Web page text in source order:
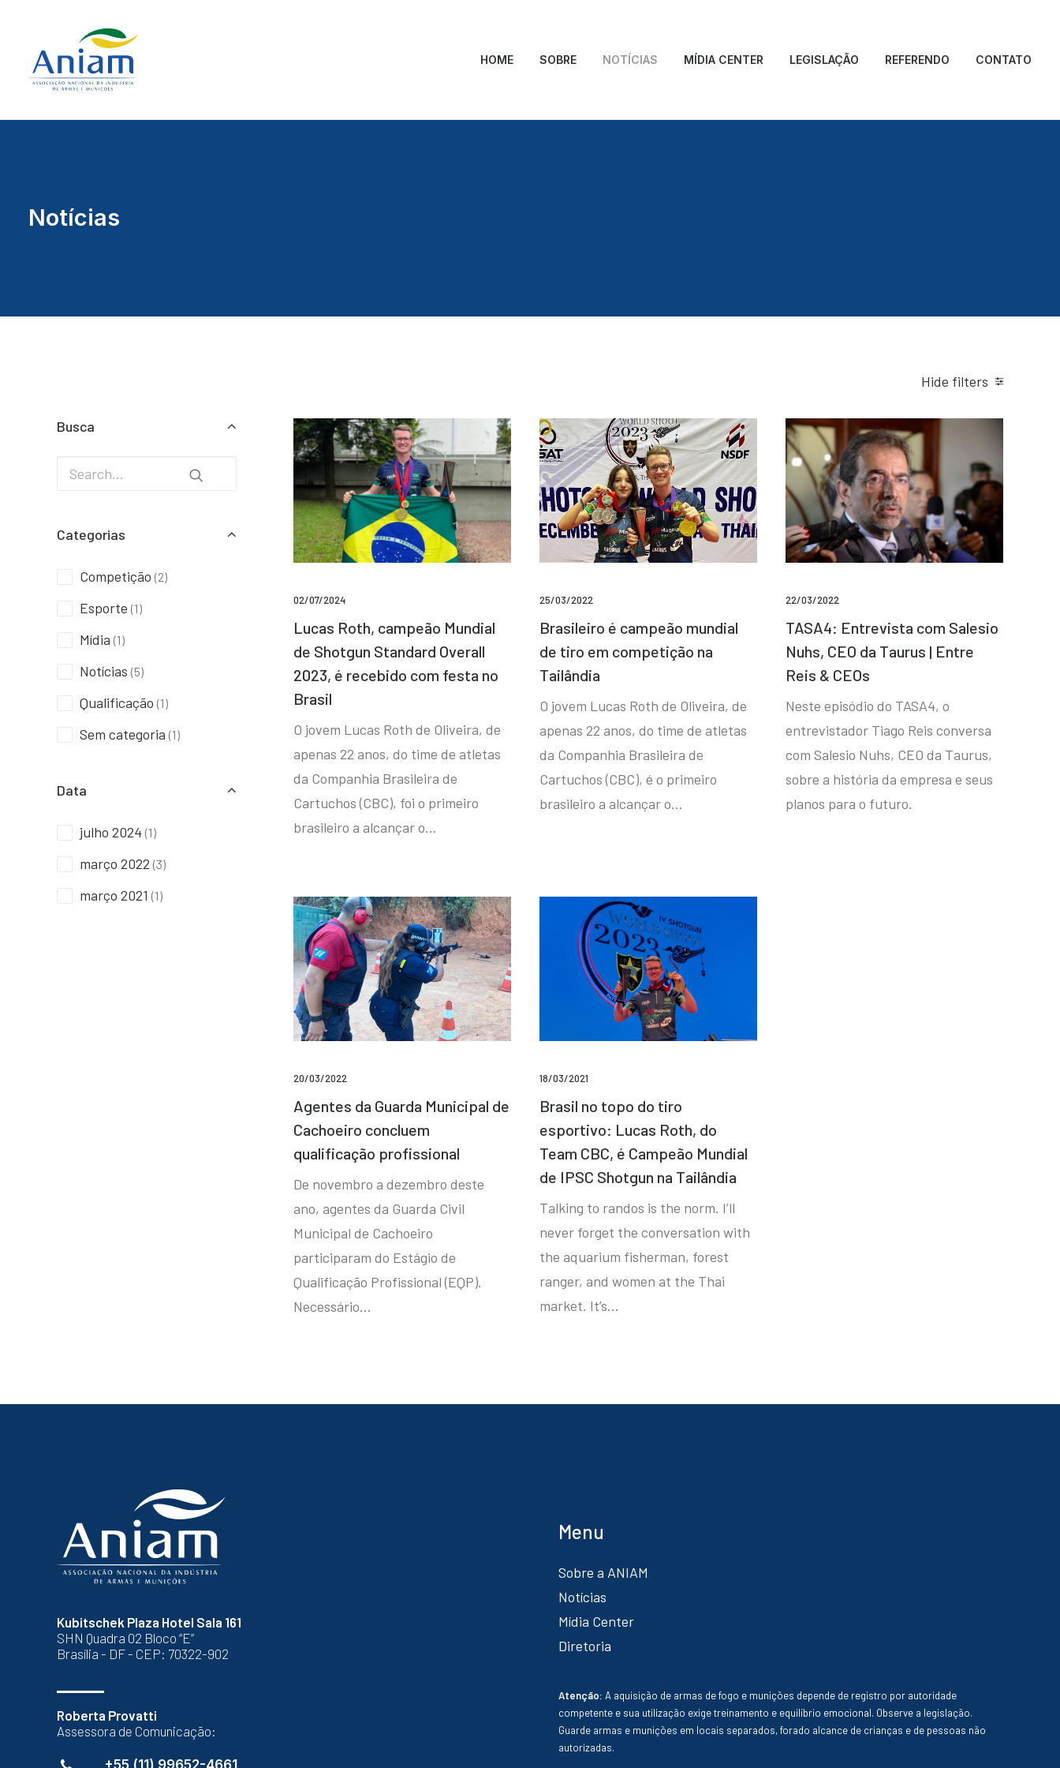
HOME SOBRE NOTÍCIAS MÍDIA CENTER LEGISLAÇÃO REFERENDO CONTATO
Notícias
Hide filters
Busca
Categorias
Competição (2)
Esporte (1)
Mídia (1)
Notícias (5)
Qualificação (1)
Sem categoria (1)
Data
julho 2024 (1)
março 2022 (3)
março 2021 (1)
02/07/2024
Lucas Roth, campeão Mundial
de Shotgun Standard Overall
2023, é recebido com festa no
Brasil
O jovem Lucas Roth de Oliveira, de
apenas 22 anos, do time de atletas
da Companhia Brasileira de
Cartuchos (CBC), foi o primeiro
brasileiro a alcançar o…
25/03/2022
Brasileiro é campeão mundial
de tiro em competição na
Tailândia
O jovem Lucas Roth de Oliveira, de
apenas 22 anos, do time de atletas
da Companhia Brasileira de
Cartuchos (CBC), é o primeiro
brasileiro a alcançar o…
22/03/2022
TASA4: Entrevista com Salesio
Nuhs, CEO da Taurus | Entre
Reis & CEOs
Neste episódio do TASA4, o
entrevistador Tiago Reis conversa
com Salesio Nuhs, CEO da Taurus,
sobre a história da empresa e seus
planos para o futuro.
20/03/2022
Agentes da Guarda Municipal de
Cachoeiro concluem
qualificação profissional
De novembro a dezembro deste
ano, agentes da Guarda Civil
Municipal de Cachoeiro
participaram do Estágio de
Qualificação Profissional (EQP).
Necessário…
18/03/2021
Brasil no topo do tiro
esportivo: Lucas Roth, do
Team CBC, é Campeão Mundial
de IPSC Shotgun na Tailândia
Talking to randos is the norm. I’ll
never forget the conversation with
the aquarium fisherman, forest
ranger, and women at the Thai
market. It’s…
Kubitschek Plaza Hotel Sala 161
SHN Quadra 02 Bloco “E”
Brasília - DF - CEP: 70322-902
Roberta Provatti
Assessora de Comunicação:
+55 (11) 99652-4661
Menu
Sobre a ANIAM
Notícias
Mídia Center
Diretoria
Atenção: A aquisição de armas de fogo e munições depende de registro por autoridade
competente e sua utilização exige treinamento e equilíbrio emocional. Observe a legislação.
Guarde armas e munições em locais separados, forado alcance de crianças e de pessoas não
autorizadas.